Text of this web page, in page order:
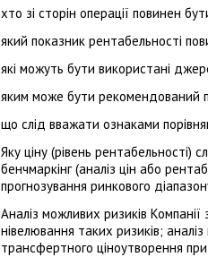
хто зі сторін операції повинен
який показник рентабельності
які можуть бути використані
яким може бути рекомендований
що слід вважати ознаками
Яку ціну (рівень рентабельності)
бенчмаркінг (аналіз цін або
прогнозування ринкового
Аналіз можливих ризиків
нівелювання таких ризиків;
трансфертного ціноутворення при